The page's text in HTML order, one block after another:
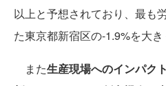
以上と予想されており、最も
た東京都新宿区の-1.9%を大
また生産現場へのインパク